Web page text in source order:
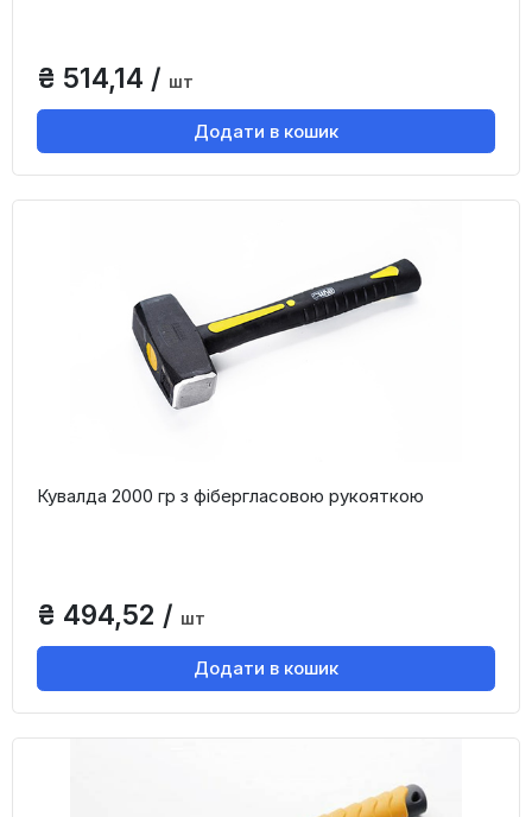
₴ 514,14 / шт
Додати в кошик
Кувалда 2000 гр з фібергласовою рукояткою
₴ 494,52 / шт
Додати в кошик